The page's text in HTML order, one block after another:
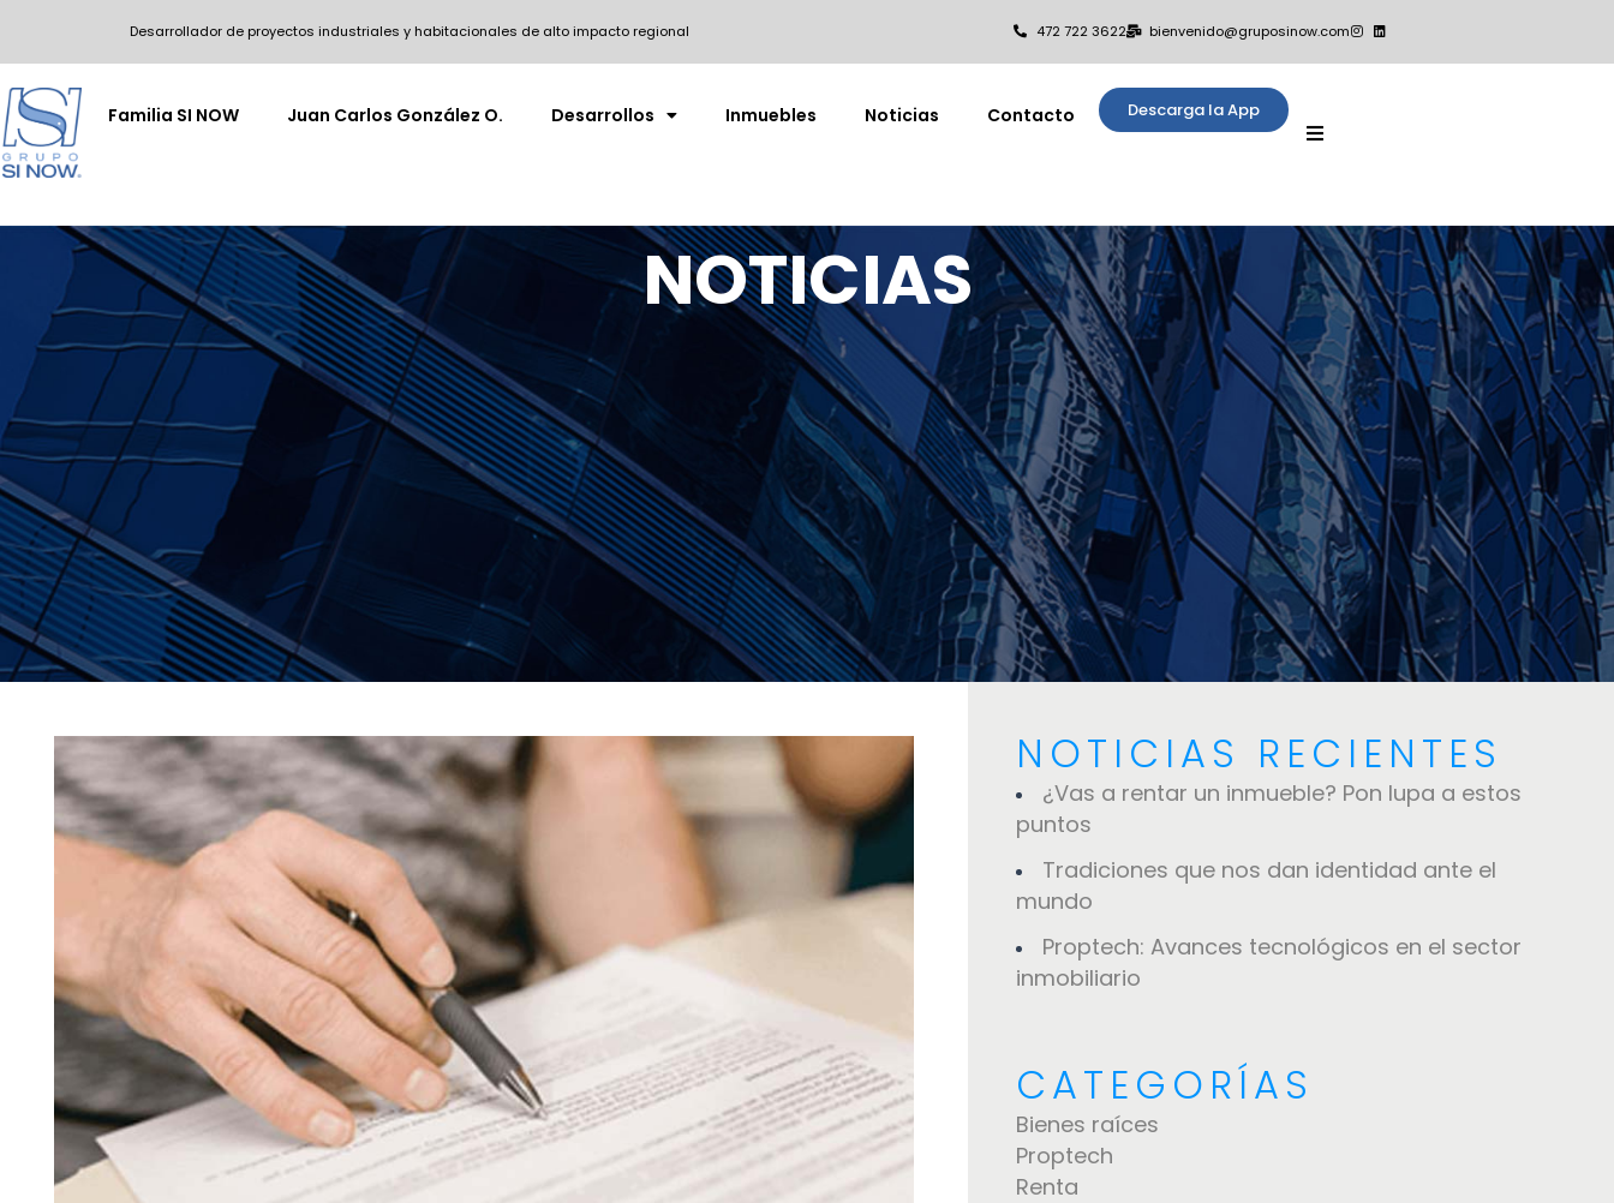
Desarrollador de proyectos industriales y habitacionales de alto impacto regional 472 722 3622 bienvenido@gruposinow.com
Familia SI NOW Juan Carlos González O. Desarrollos Inmuebles Noticias Contacto
Descarga la App
Test
NOTICIAS
NOTICIAS RECIENTES
¿Vas a rentar un inmueble? Pon lupa a estos
puntos
Tradiciones que nos dan identidad ante el
mundo
Proptech: Avances tecnológicos en el sector
inmobiliario
CATEGORÍAS
Bienes raíces
Proptech
Renta